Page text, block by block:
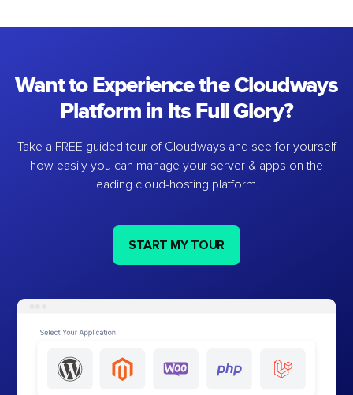
Want to Experience the Cloudways
Platform in Its Full Glory?
Take a FREE guided tour of Cloudways and see for yourself
how easily you can manage your server & apps on the
leading cloud-hosting platform.
START MY TOUR